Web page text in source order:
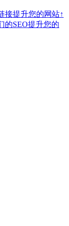
接提升您的网站↑
的SEO提升您的